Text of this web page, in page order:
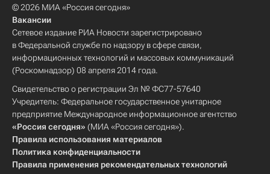
© 2026 МИА «Россия сегодня»
Вакансии
Сетевое издание РИА Новости зарегистрировано
в Федеральной службе по надзору в сфере связи,
информационных технологий и массовых коммуникаций
(Роскомнадзор) 08 апреля 2014 года.
Свидетельство о регистрации Эл № ФС77-57640
Учредитель: Федеральное государственное унитарное
предприятие Международное информационное агентство
«Россия сегодня» (МИА «Россия сегодня»).
Правила использования материалов
Политика конфиденциальности
Правила применения рекомендательных технологий